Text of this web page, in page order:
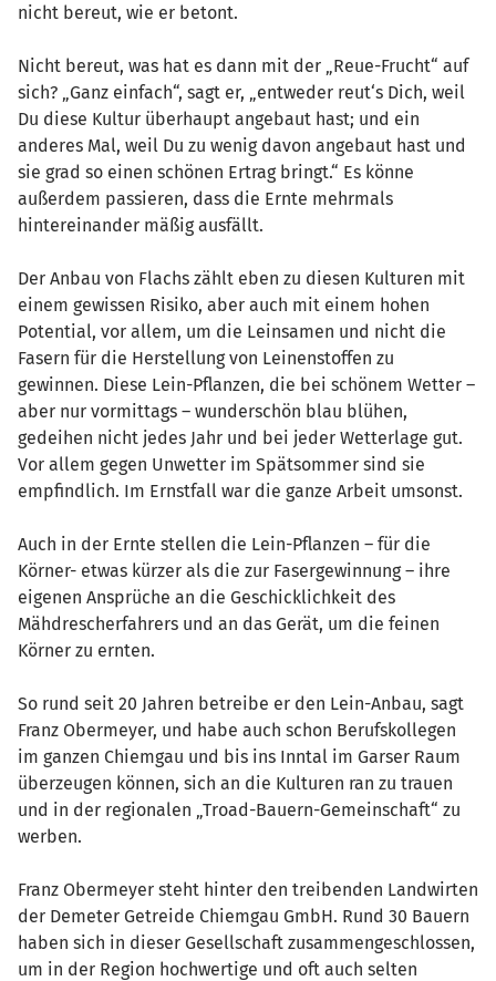
nicht bereut, wie er betont.
Nicht bereut, was hat es dann mit der „Reue-Frucht“ auf
sich? „Ganz einfach“, sagt er, „entweder reut‘s Dich, weil
Du diese Kultur überhaupt angebaut hast; und ein
anderes Mal, weil Du zu wenig davon angebaut hast und
sie grad so einen schönen Ertrag bringt.“ Es könne
außerdem passieren, dass die Ernte mehrmals
hintereinander mäßig ausfällt.
Der Anbau von Flachs zählt eben zu diesen Kulturen mit
einem gewissen Risiko, aber auch mit einem hohen
Potential, vor allem, um die Leinsamen und nicht die
Fasern für die Herstellung von Leinenstoffen zu
gewinnen. Diese Lein-Pflanzen, die bei schönem Wetter –
aber nur vormittags – wunderschön blau blühen,
gedeihen nicht jedes Jahr und bei jeder Wetterlage gut.
Vor allem gegen Unwetter im Spätsommer sind sie
empfindlich. Im Ernstfall war die ganze Arbeit umsonst.
Auch in der Ernte stellen die Lein-Pflanzen – für die
Körner- etwas kürzer als die zur Fasergewinnung – ihre
eigenen Ansprüche an die Geschicklichkeit des
Mähdrescherfahrers und an das Gerät, um die feinen
Körner zu ernten.
So rund seit 20 Jahren betreibe er den Lein-Anbau, sagt
Franz Obermeyer, und habe auch schon Berufskollegen
im ganzen Chiemgau und bis ins Inntal im Garser Raum
überzeugen können, sich an die Kulturen ran zu trauen
und in der regionalen „Troad-Bauern-Gemeinschaft“ zu
werben.
Franz Obermeyer steht hinter den treibenden Landwirten
der Demeter Getreide Chiemgau GmbH. Rund 30 Bauern
haben sich in dieser Gesellschaft zusammengeschlossen,
um in der Region hochwertige und oft auch selten